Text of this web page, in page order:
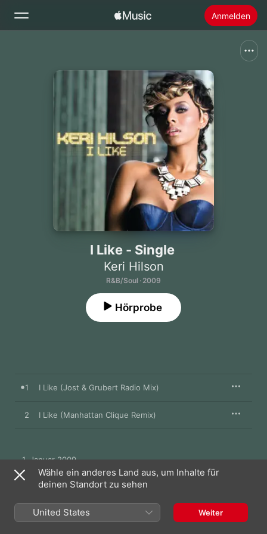
Anmelden
Apple Music installieren
I Like - Single
Keri Hilson
R&B/Soul · 2009
Hörprobe
1 I Like (Jost & Grubert Radio Mix)
2 I Like (Manhattan Clique Remix)
1. Januar 2009
2 Titel, 9 Minuten
℗ 2009 Mosley Music/Interscope Records
Wähle ein anderes Land aus, um Inhalte für
deinen Standort zu sehen
United States Weiter